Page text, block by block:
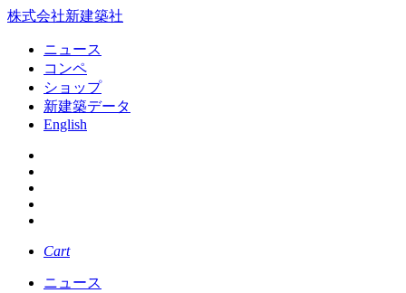
株式会社新建築社
ニュース
コンペ
ショップ
新建築データ
English
Cart
ニュース